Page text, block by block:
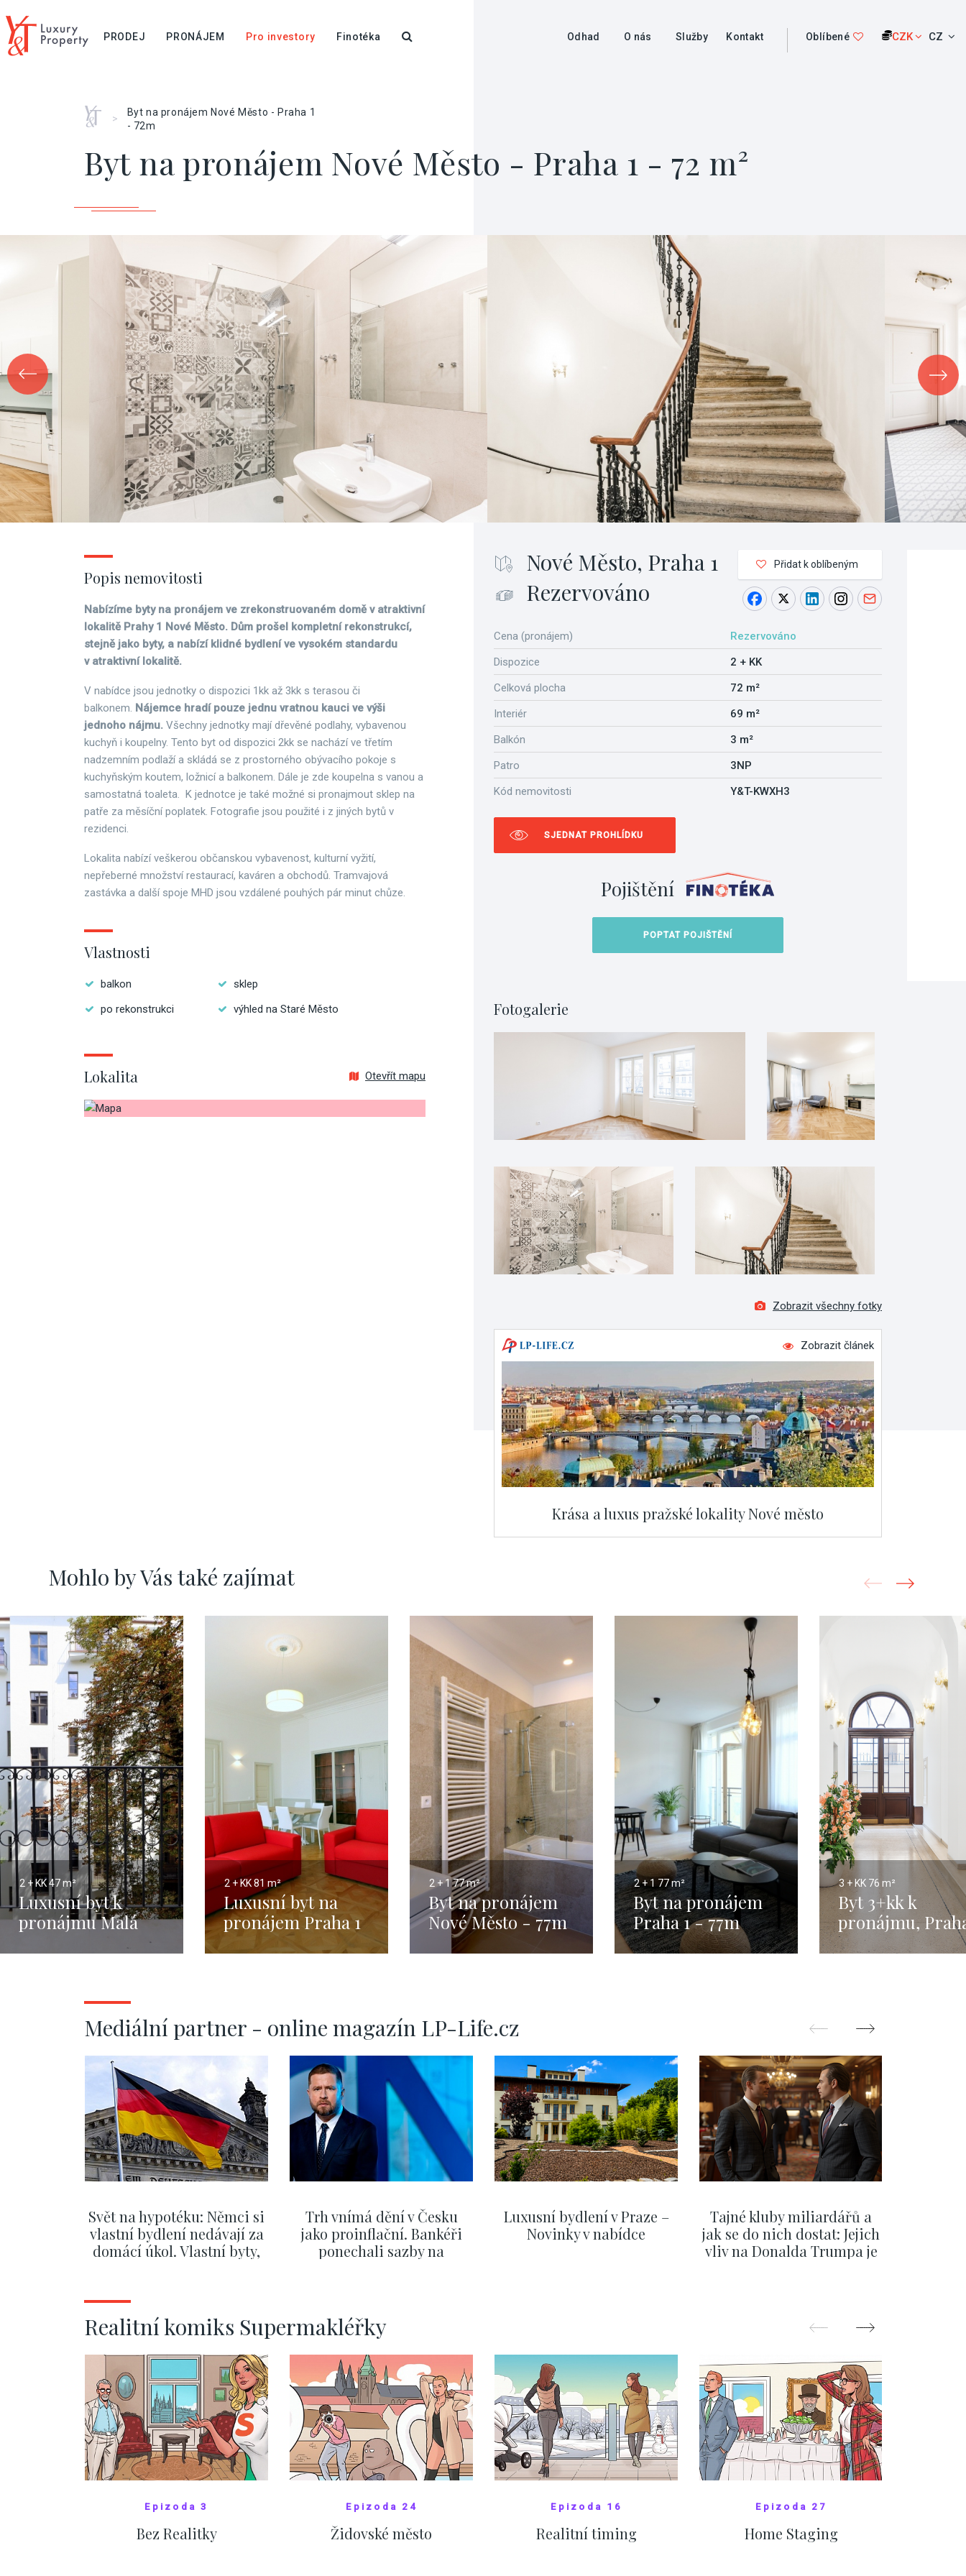
PRODEJ PRONÁJEM Pro investory Finotéka Odhad O nás Služby Kontakt Oblíbené CZK CZ
Home
>
Byt na pronájem Nové Město - Praha 1
- 72m
Byt na pronájem Nové Město - Praha 1 - 72 m²
Nové Město, Praha 1
Rezervováno
Přidat k oblíbeným
Cena (pronájem)
Rezervováno
Dispozice
2 + KK
Celková plocha
72 m²
Interiér
69 m²
Balkón
3 m²
Patro
3NP
Kód nemovitosti
Y&T-KWXH3
SJEDNAT PROHLÍDKU
Pojištění
POPTAT POJIŠTĚNÍ
Fotogalerie
Zobrazit všechny fotky
Zobrazit článek
Krása a luxus pražské lokality Nové město
Popis nemovitosti
Nabízíme byty na pronájem ve zrekonstruovaném domě v atraktivní
lokalitě Prahy 1 Nové Město. Dům prošel kompletní rekonstrukcí,
stejně jako byty, a nabízí klidné bydlení ve vysokém standardu
v atraktivní lokalitě.
V nabídce jsou jednotky o dispozici 1kk až 3kk s terasou či
balkonem. Nájemce hradí pouze jednu vratnou kauci ve výši
jednoho nájmu. Všechny jednotky mají dřevěné podlahy, vybavenou
kuchyň i koupelny. Tento byt od dispozici 2kk se nachází ve třetím
nadzemním podlaží a skládá se z prostorného obývacího pokoje s
kuchyňským koutem, ložnicí a balkonem. Dále je zde koupelna s vanou a
samostatná toaleta. K jednotce je také možné si pronajmout sklep na
patře za měsíční poplatek. Fotografie jsou použité i z jiných bytů v
rezidenci.
Lokalita nabízí veškerou občanskou vybavenost, kulturní vyžití,
nepřeberné množství restaurací, kaváren a obchodů. Tramvajová
zastávka a další spoje MHD jsou vzdálené pouhých pár minut chůze.
Vlastnosti
balkon
sklep
po rekonstrukci
výhled na Staré Město
Lokalita Otevřít mapu
Mohlo by Vás také zajímat
2 + KK47 m²
Luxusní byt k
pronájmu Malá
2 + KK81 m²
Luxusní byt na
pronájem Praha 1
2 + 177 m²
Byt na pronájem
Nové Město - 77m
2 + 1 77 m²
Byt na pronájem
Praha 1 - 77m
3 + KK 76 m²
Byt 3+kk k
pronájmu,
- 76 m2
Mediální partner - online magazín LP-Life.cz
Svět na hypotéku: Němci si
vlastní bydlení nedávají za
domácí úkol. Vlastní byty,
Trh vnímá dění v Česku
jako proinflační. Bankéři
ponechali sazby na
Luxusní bydlení v Praze –
Novinky v nabídce
Tajné kluby miliardářů a
jak se do nich dostat: Jejich
vliv na Donalda Trumpa je
Realitní komiks Supermakléřky
Epizoda 3
Bez Realitky
Epizoda 24
Židovské město
Epizoda 16
Realitní timing
Epizoda 27
Home Staging